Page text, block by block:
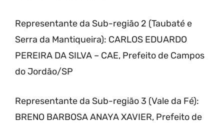
Representante da Sub-região 2 (Taubaté e
Serra da Mantiqueira): CARLOS EDUARDO
PEREIRA DA SILVA – CAE, Prefeito de Campos
do Jordão/SP
Representante da Sub-região 3 (Vale da Fé):
BRENO BARBOSA ANAYA XAVIER, Prefeito de